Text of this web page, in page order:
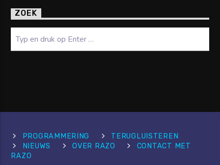
ZOEK
PROGRAMMERING
TERUGLUISTEREN
NIEUWS
OVER RAZO
CONTACT MET
RAZO